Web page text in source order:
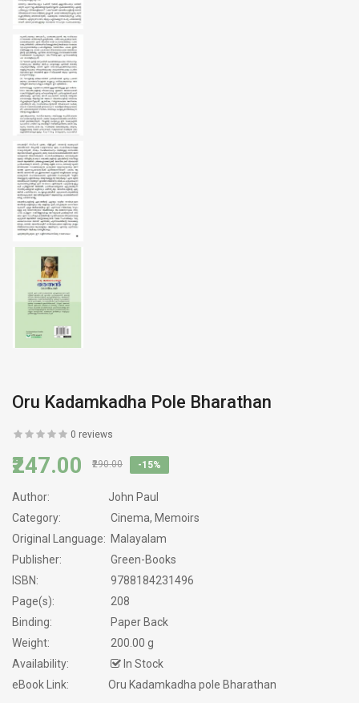
Oru Kadamkadha Pole Bharathan
0 reviews
₹247.00 ₹290.00 -15%
Author:
John Paul
Category:
Cinema, Memoirs
Original Language: Malayalam
Publisher:
Green-Books
ISBN:
9788184231496
Page(s):
208
Binding:
Paper Back
Weight:
200.00 g
Availability:
In Stock
eBook Link:
Oru Kadamkadha pole Bharathan